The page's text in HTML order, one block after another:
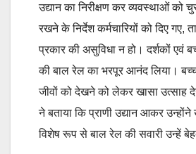
उद्यान का निरीक्षण कर व्यवस्थाओं को
रखने के निर्देश कर्मचारियों को दिए गए,
प्रकार की असुविधा न हो। दर्शकों एवं
की बाल रेल का भरपूर आनंद लिया।
जीवों को देखने को लेकर खासा उत्साह
ने बताया कि प्राणी उद्यान आकर
विशेष रूप से बाल रेल की सवारी उन्हें